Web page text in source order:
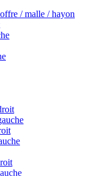
/ malle / hayon